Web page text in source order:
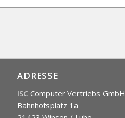
ADRESSE
ISCComputer Vertriebs GmbH
Bahnhofsplatz 1a